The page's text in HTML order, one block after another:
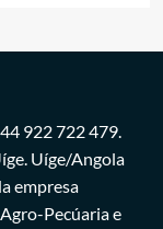
922 722 479.
Uíge/Angola
empresa
Pecúaria e